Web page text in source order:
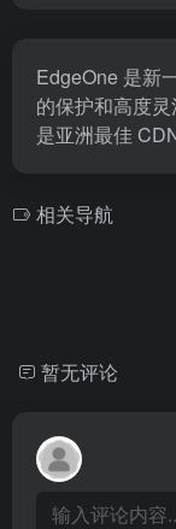
EdgeOne 是新
的保护和高度
是亚洲最佳
相关导航
暂无评论